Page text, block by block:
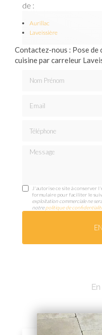
de :
Aurillac
Laveissière
Contactez-nous : Pose de
cuisine par carreleur
Message
J'autorise ce site à conserver
formulaire pour faciliter le
exploitation commerciale ne
notrepolitique de